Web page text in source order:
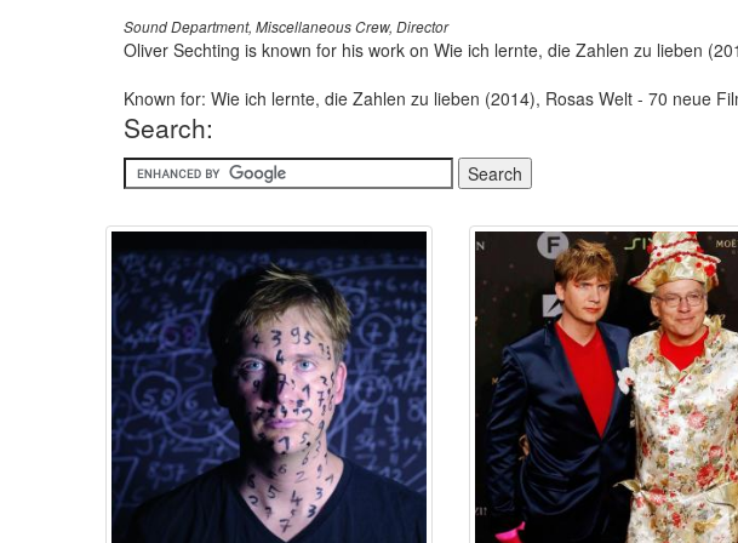
Sound Department, Miscellaneous Crew, Director
Oliver Sechting is known for his work on Wie ich lernte, die Zahlen zu lieben
Known for: Wie ich lernte, die Zahlen zu lieben (2014), Rosas Welt - 70 neue
Search: